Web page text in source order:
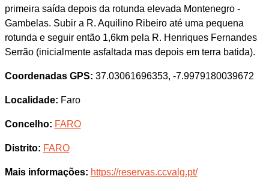
primeira saída depois da rotunda elevada Montenegro -
Gambelas. Subir a R. Aquilino Ribeiro até uma pequena
rotunda e seguir então 1,6km pela R. Henriques Fernandes
Serrão (inicialmente asfaltada mas depois em terra batida).
Coordenadas GPS: 37.03061696353, -7.9979180039672
Localidade: Faro
Concelho: FARO
Distrito: FARO
Mais informações: https://reservas.ccvalg.pt/